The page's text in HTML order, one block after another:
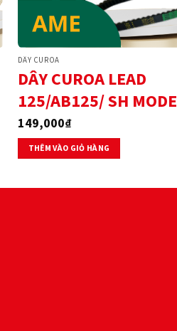
DÂY CUROA
DÂY CUROA LEAD
125/AB125/ SH MODE
149,000₫
THÊM VÀO GIỎ HÀNG